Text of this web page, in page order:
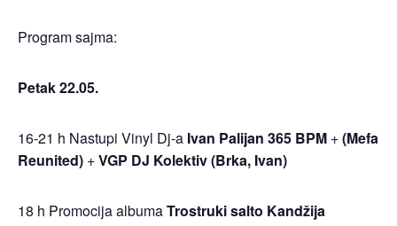
Program sajma:
Petak 22.05.
16-21 h Nastupi Vinyl Dj-a Ivan Palijan 365 BPM +(Mefa
Reunited) +VGP DJ Kolektiv (Brka, Ivan)
18 h Promocija albumaTrostruki salto Kandžija